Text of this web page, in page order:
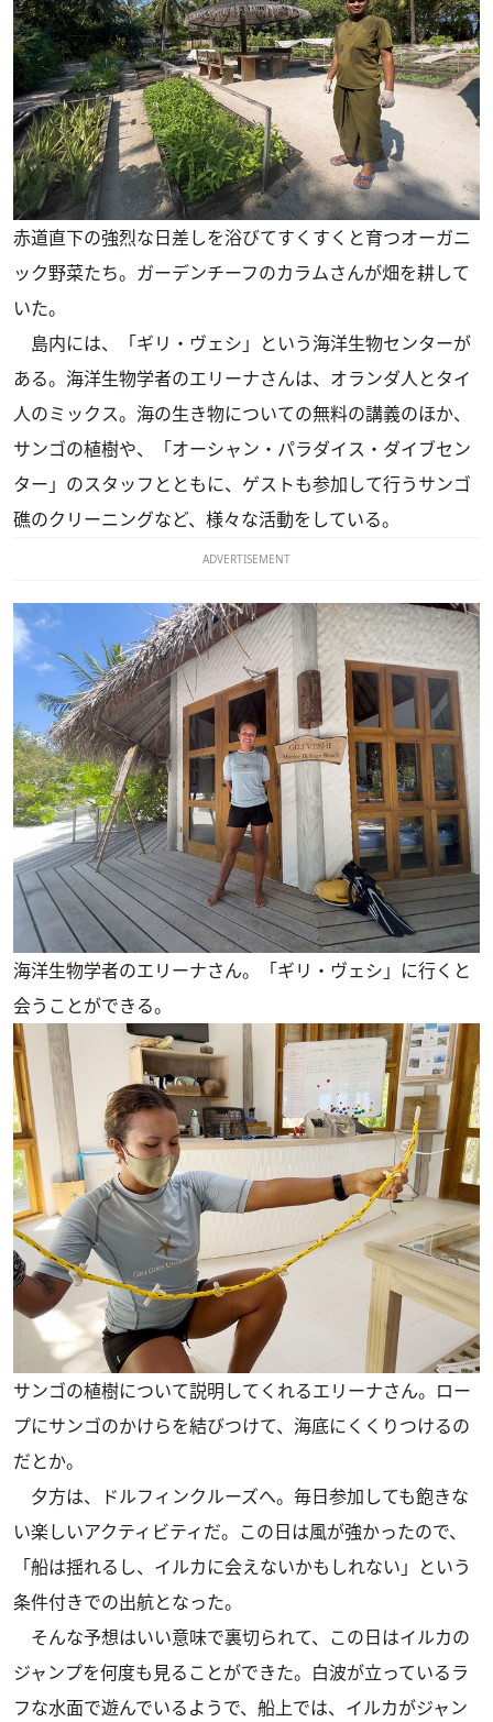
赤道直下の強烈な日差しを浴びてすくすくと育つオーガニ
ック野菜たち。ガーデンチーフのカラムさんが畑を耕して
いた。
島内には、「ギリ・ヴェシ」という海洋生物センターが
ある。海洋生物学者のエリーナさんは、オランダ人とタイ
人のミックス。海の生き物についての無料の講義のほか、
サンゴの植樹や、「オーシャン・パラダイス・ダイブセン
ター」のスタッフとともに、ゲストも参加して行うサンゴ
礁のクリーニングなど、様々な活動をしている。
ADVERTISEMENT
海洋生物学者のエリーナさん。「ギリ・ヴェシ」に行くと
会うことができる。
サンゴの植樹について説明してくれるエリーナさん。ロー
プにサンゴのかけらを結びつけて、海底にくくりつけるの
だとか。
夕方は、ドルフィンクルーズへ。毎日参加しても飽きな
い楽しいアクティビティだ。この日は風が強かったので、
「船は揺れるし、イルカに会えないかもしれない」という
条件付きでの出航となった。
そんな予想はいい意味で裏切られて、この日はイルカの
ジャンプを何度も見ることができた。白波が立っているラ
フな水面で遊んでいるようで、船上では、イルカがジャン